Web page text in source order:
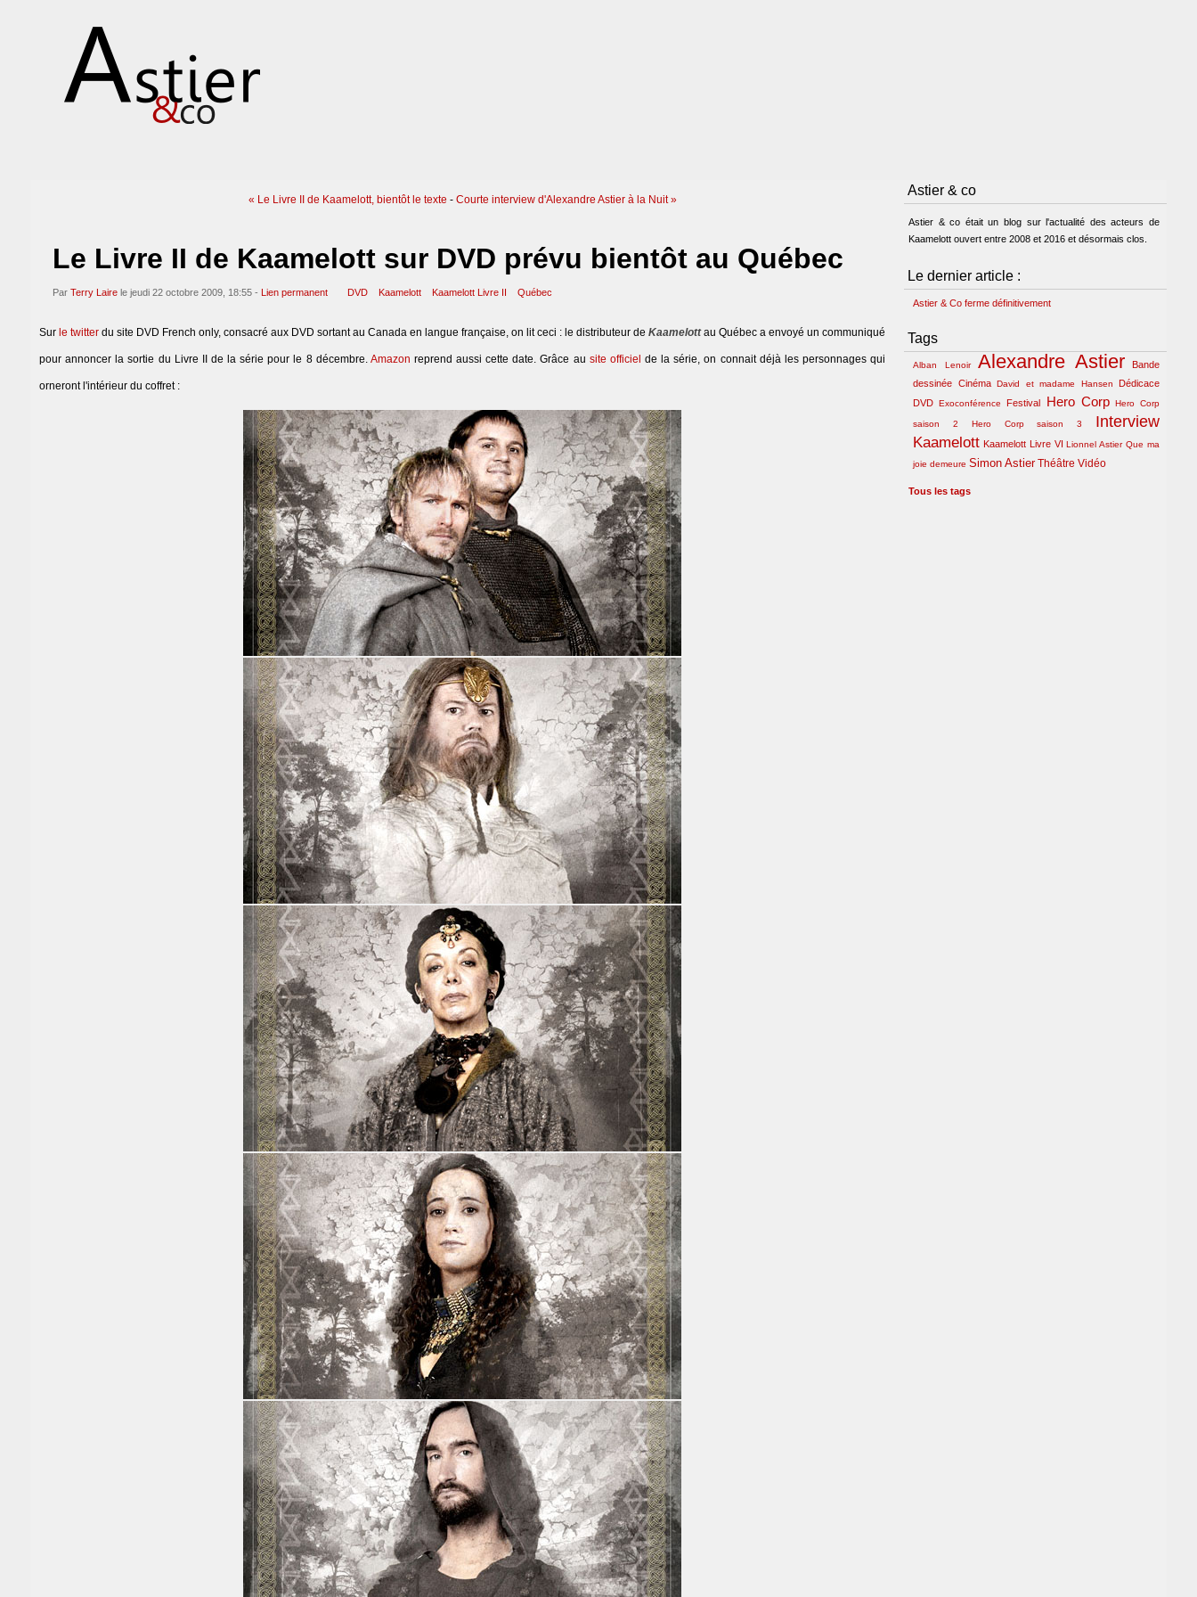
« Le Livre II de Kaamelott, bientôt le texte - Courte interview d'Alexandre Astier à la Nuit »
Le Livre II de Kaamelott sur DVD prévu bientôt au Québec
Par Terry Laire le jeudi 22 octobre 2009, 18:55 - Lien permanent DVD Kaamelott Kaamelott Livre II Québec
Sur le twitter du site DVD French only, consacré aux DVD sortant au Canada en langue française, on lit ceci : le distributeur de Kaamelottau Québec a envoyé un communiqué
pour annoncer la sortie du Livre II de la série pour le 8 décembre. Amazon reprend aussi cette date. Grâce au site officiel de la série, on connait déjà les personnages qui
orneront l'intérieur du coffret :
Astier & co
Astier & co était un blog sur l'actualité des acteurs de
Kaamelott ouvert entre 2008 et 2016 et désormais clos.
Le dernier article :
Astier & Co ferme définitivement
Tags
Alban Lenoir Alexandre Astier
Bande
dessinée Cinéma David et madame Hansen
Dédicace
DVD Exoconférence Festival Hero Corp Hero Corp
saison 2 Hero Corp saison 3 Interview
Kaamelott Kaamelott Livre VI Lionnel Astier Que ma
joie demeure Simon Astier Théâtre Vidéo
Tous les tags